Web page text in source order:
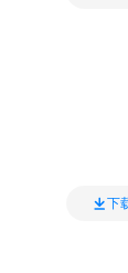
下